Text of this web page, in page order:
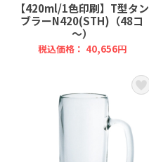
【420ml/1色印刷】T型タン
ブラーN420(STH)（48コ
～）
税込価格： 40,656円